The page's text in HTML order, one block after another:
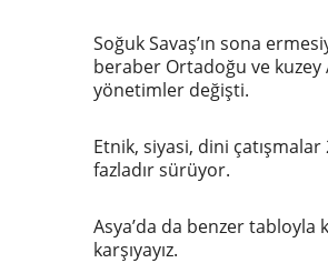
Soğuk Savaş’ın sona
beraber Ortadoğu ve kuzey
yönetimler değişti.
Etnik, siyasi, dini çatışmalar
fazladır sürüyor.
Asya’da da benzer tabloyla
karşıyayız.